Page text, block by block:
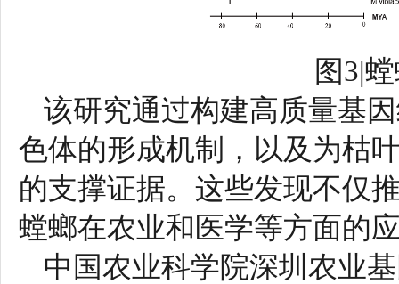
图3|
该研究通过构建高质量基
色体的形成机制，以及为枯
的支撑证据。这些发现不仅
螳螂在农业和医学等方面的
中国农业科学院深圳农业